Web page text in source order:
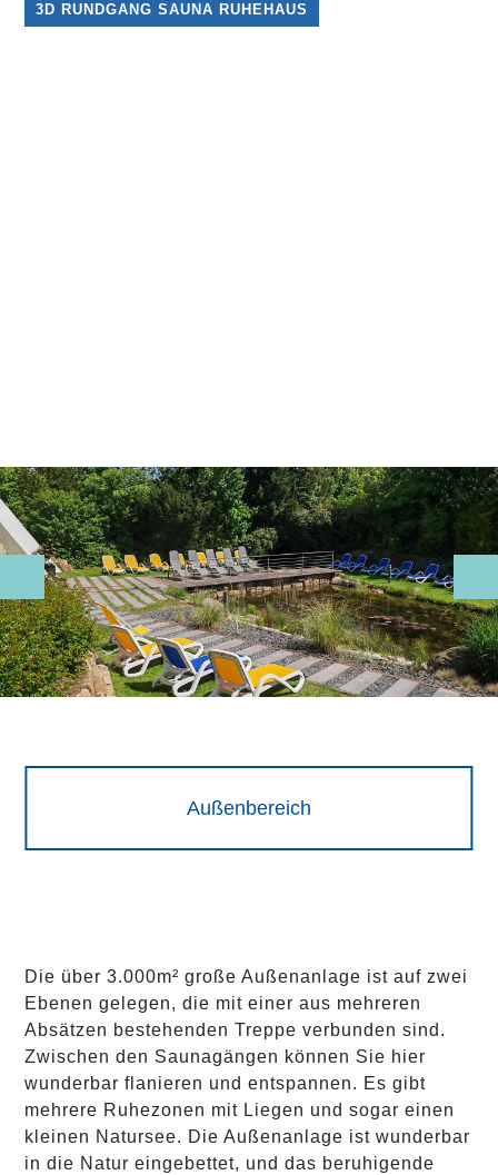
3D RUNDGANG SAUNA RUHEHAUS
Außenbereich
Die über 3.000m² große Außenanlage ist auf zwei
Ebenen gelegen, die mit einer aus mehreren
Absätzen bestehenden Treppe verbunden sind.
Zwischen den Saunagängen können Sie hier
wunderbar flanieren und entspannen. Es gibt
mehrere Ruhezonen mit Liegen und sogar einen
kleinen Natursee. Die Außenanlage ist wunderbar
in die Natur eingebettet, und das beruhigende